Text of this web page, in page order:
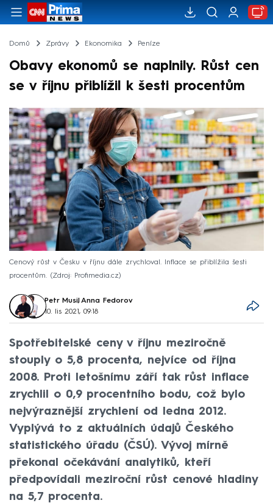
Domů Zprávy Ekonomika Peníze
Obavy ekonomů se naplnily. Růst cen
se v říjnu přiblížil k šesti procentům
Cenový růst v Česku v říjnu dále zrychloval. Inflace se přiblížila šesti
procentům.
Zdroj: Profimedia.cz
Petr Musil, Anna Fedorov
10. lis 2021, 09:18
Spotřebitelské ceny v říjnu meziročně
stouply o 5,8 procenta, nejvíce od října
2008. Proti letošnímu září tak růst inflace
zrychlil o 0,9 procentního bodu, což bylo
nejvýraznější zrychlení od ledna 2012.
Vyplývá to z aktuálních údajů Českého
statistického úřadu (ČSÚ). Vývoj mírně
překonal očekávání analytiků, kteří
předpovídali meziroční růst cenové hladiny
na 5,7 procenta.